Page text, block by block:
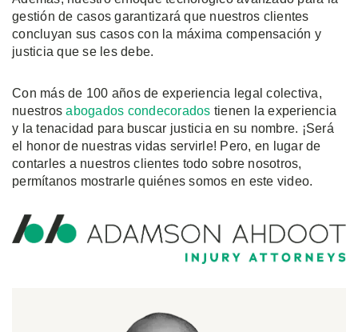
gestión de casos garantizará que nuestros clientes
concluyan sus casos con la máxima compensación y
justicia que se les debe.
Con más de 100 años de experiencia legal colectiva,
nuestrosabogados condecorados tienen la experiencia
y la tenacidad para buscar justicia en su nombre. ¡Será
el honor de nuestras vidas servirle! Pero, en lugar de
contarles a nuestros clientes todo sobre nosotros,
permítanos mostrarle quiénes somos en este video.